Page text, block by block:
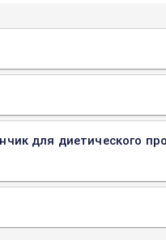
для диетического